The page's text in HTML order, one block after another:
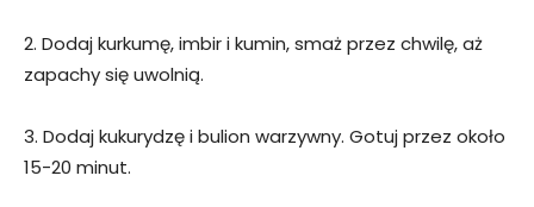
2. Dodaj kurkumę, imbir i kumin, smaż przez chwilę, aż
zapachy się uwolnią.
3. Dodaj kukurydzę i bulion warzywny. Gotuj przez około
15-20 minut.